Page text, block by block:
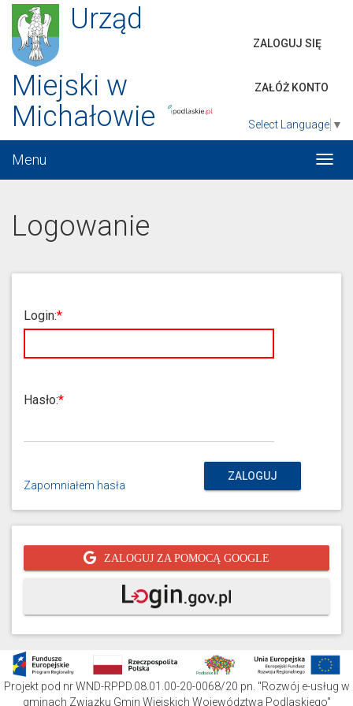
Urząd
Miejski w
Michałowie
ZALOGUJ SIĘ
ZAŁÓŻ KONTO
Select Language ▼
Menu
Logowanie
Login:
Hasło:
Zapomniałem hasła
ZALOGUJ
ZALOGUJ ZA POMOCĄ GOOGLE
Projekt pod nr WND-RPPD.08.01.00-20-0068/20 pn. "Rozwój e-usług w
gminach Związku Gmin Wiejskich Województwa Podlaskiego"